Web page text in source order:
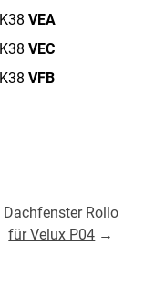
VEA
VEC
VFB
Dachfenster Rollo
für Velux P04 →